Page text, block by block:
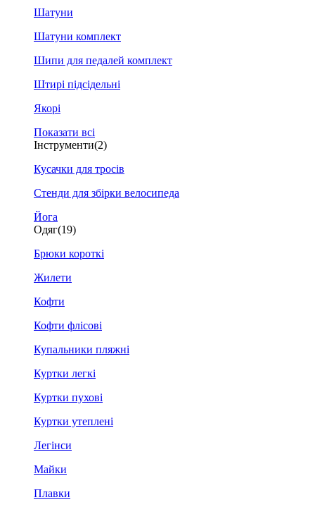
Шатуни
Шатуни комплект
Шипи для педалей комплект
Штирі підсідельні
Якорі
Показати всі
Інструменти(2)
Кусачки для тросів
Стенди для збірки велосипеда
Йога
Одяг(19)
Брюки короткі
Жилети
Кофти
Кофти флісові
Купальники пляжні
Куртки легкі
Куртки пухові
Куртки утеплені
Легінси
Майки
Плавки